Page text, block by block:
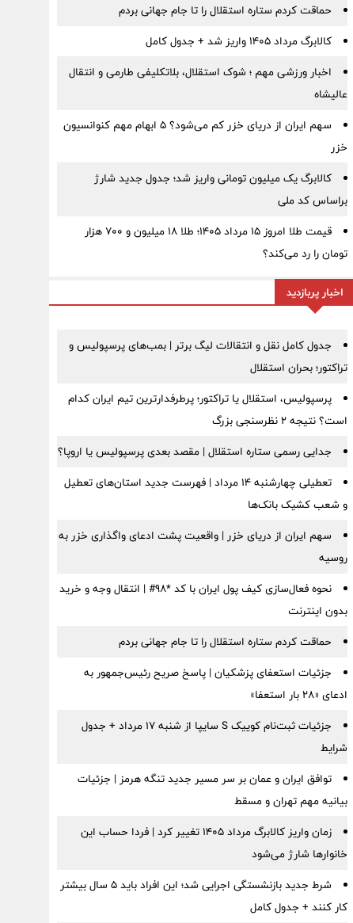
حماقت کردم ستاره استقلال را تا جام جهانی بردم
کالابرگ مرداد ۱۴۰۵ واریز شد + جدول کامل
اخبار ورزشی مهم ؛ شوک استقلال، بلاتکلیفی طارمی و انتقال
عالیشاه
سهم ایران از دریای خزر کم می‌شود؟ ۵ ابهام مهم کنوانسیون
خزر
کالابرگ یک میلیون تومانی واریز شد؛ جدول جدید شارژ
براساس کد ملی
قیمت طلا امروز ۱۵ مرداد ۱۴۰۵؛ طلا ۱۸ میلیون و ۷۰۰ هزار
تومان را رد می‌کند؟
اخبار پربازدید
جدول کامل نقل و انتقالات لیگ برتر | بمب‌های پرسپولیس و
تراکتور؛ بحران استقلال
پرسپولیس، استقلال یا تراکتور؛ پرطرفدارترین تیم ایران کدام
است؟ نتیجه ۲ نظرسنجی بزرگ
جدایی رسمی ستاره استقلال | مقصد بعدی پرسپولیس یا اروپا؟
تعطیلی چهارشنبه ۱۴ مرداد | فهرست جدید استان‌های تعطیل
و شعب کشیک بانک‌ها
سهم ایران از دریای خزر | واقعیت پشت ادعای واگذاری خزر به
روسیه
نحوه فعال‌سازی کیف پول ایران با کد *98# | انتقال وجه و خرید
بدون اینترنت
حماقت کردم ستاره استقلال را تا جام جهانی بردم
جزئیات استعفای پزشکیان | پاسخ صریح رئیس‌جمهور به
ادعای «۲۸ بار استعفا»
جزئیات ثبت‌نام کوییک S سایپا از شنبه ۱۷ مرداد + جدول
شرایط
توافق ایران و عمان بر سر مسیر جدید تنگه هرمز | جزئیات
بیانیه مهم تهران و مسقط
زمان واریز کالابرگ مرداد ۱۴۰۵ تغییر کرد | فردا حساب این
خانوارها شارژ می‌شود
شرط جدید بازنشستگی اجرایی شد؛ این افراد باید ۵ سال بیشتر
کار کنند + جدول کامل